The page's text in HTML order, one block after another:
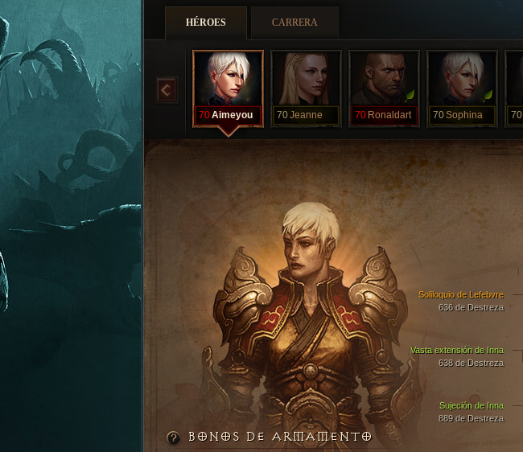
HÉROES CARRERA
70Aimeyou 70Jeanne 70 Ronaldart 70Sophina 70
Vasta extensión de Inna
638 de Destreza
Sujeción de Inna
889 de Destreza
Soliloquio de Lefebvre
636 de Destreza
BONOS DE ARMAMENTO